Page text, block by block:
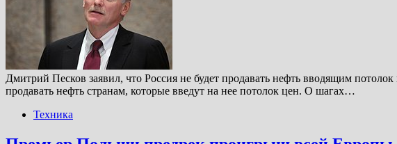
Дмитрий Песков заявил, что Россия не будет продавать нефть вводящим
продавать нефть странам, которые введут на нее потолок цен. О шагах…
Техника